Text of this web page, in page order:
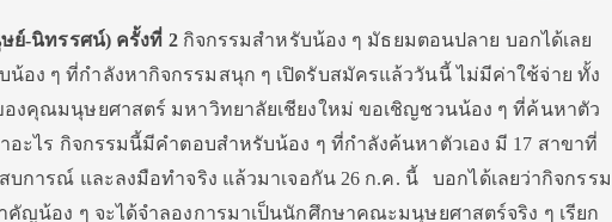
ย์-นิทรรศน์) ครั้งที่ 2กิจกรรมสำหรับน้อง ๆ มัธยมตอนปลาย บอกได้เลย
อง ๆ ที่กำลังหากิจกรรมสนุก ๆ เปิดรับสมัครแล้ววันนี้ ไม่มีค่าใช้จ่าย ทั้ง
องคุณมนุษยศาสตร์ มหาวิทยาลัยเชียงใหม่ ขอเชิญชวนน้อง ๆ ที่ค้นหาตัว
าอะไร กิจกรรมนี้มีคำตอบสำหรับน้อง ๆ ที่กำลังค้นหาตัวเอง มี 17 สาขาที่
บการณ์ และลงมือทำจริง แล้วมาเจอกัน 26 ก.ค. นี้ บอกได้เลยว่ากิจกรรม
คัญน้อง ๆ จะได้จำลองการมาเป็นนักศึกษาคณะมนุษยศาสตร์จริง ๆ เรียก